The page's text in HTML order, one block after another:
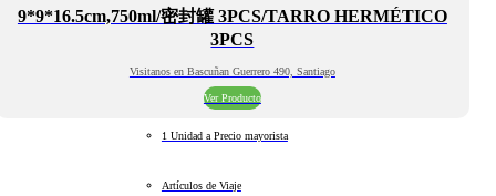
9*9*16.5cm,750ml/密封罐 3PCS/TARRO HERMÉTICO
3PCS
Visitanos en Bascuñan Guerrero 490, Santiago
Ver Producto
1 Unidad a Precio mayorista
Artículos de Viaje